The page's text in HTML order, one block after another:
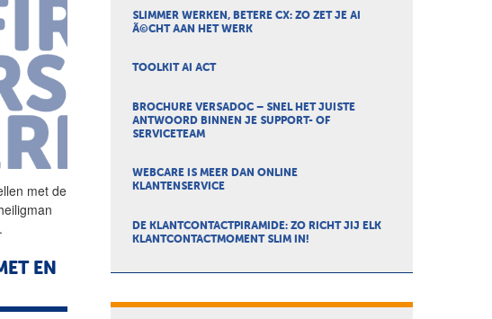
met de
EN
SLIMMER WERKEN, BETERE CX: ZO ZET JE AI
Ã©CHT AAN HET WERK
TOOLKIT AI ACT
BROCHURE VERSADOC – SNEL HET JUISTE
ANTWOORD BINNEN JE SUPPORT- OF
SERVICETEAM
WEBCARE IS MEER DAN ONLINE
KLANTENSERVICE
DE KLANTCONTACTPIRAMIDE: ZO RICHT JIJ ELK
KLANTCONTACTMOMENT SLIM IN!